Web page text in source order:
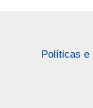
Políticas e